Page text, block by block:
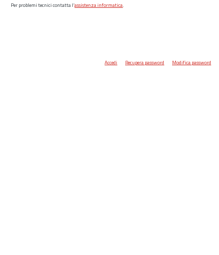
Per problemi tecnici contatta l’assistenza informatica.
Accedi Recupera password Modifica password